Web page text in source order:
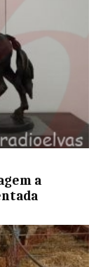
a